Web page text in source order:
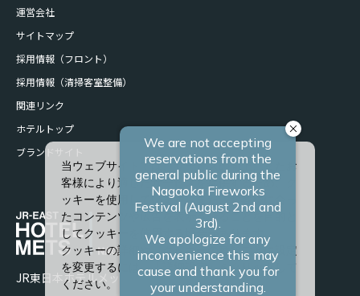
運営会社
サイトマップ
採用情報（フロント）
採用情報（清掃客室整備）
関連リンク
ホテルトップ
ブランドサイト
JR東日本ホテルメッツ 長岡
当ウェブサイトでは、サービスの向上、またお
客様により適したサービスを提供するため、ク
ッキーを使用しています。また、お客様に合っ
たコンテンツや広告を表示させることを目的と
してクッキーを使用する場合があります。
クッキーの詳細や、クッキーの種類ごとに設定
を変更するには、「詳細設定」をクリックして
ください。